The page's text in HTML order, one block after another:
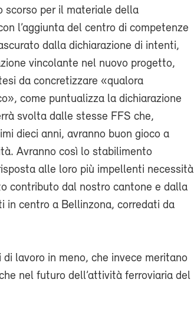
scorso per il materiale della
l’aggiunta del centro di competenze
dalla dichiarazione di intenti,
vincolante nel nuovo progetto,
da concretizzare «qualora
come puntualizza la dichiarazione
svolta dalle stesse FFS che,
dieci anni, avranno buon gioco a
Avranno così lo stabilimento
alle loro più impellenti necessità
contributo dal nostro cantone e dalla
in centro a Bellinzona, corredati da
lavoro in meno, che invece meritano
nel futuro dell’attività ferroviaria del